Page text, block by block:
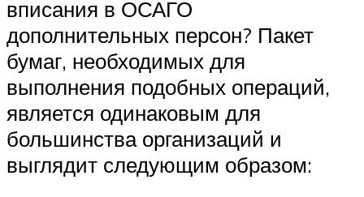
вписания в ОСАГО
дополнительных персон? Пакет
бумаг, необходимых для
выполнения подобных операций,
является одинаковым для
большинства организаций и
выглядит следующим образом: